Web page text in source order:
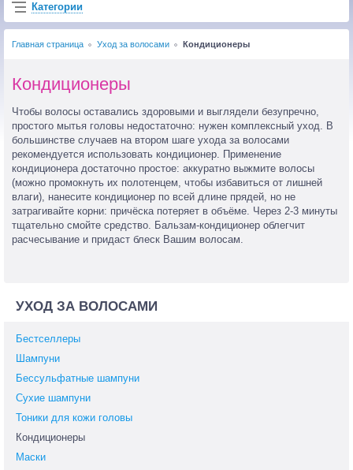
Категории
Главная страница Уход за волосами Кондиционеры
Кондиционеры
Чтобы волосы оставались здоровыми и выглядели безупречно,
простого мытья головы недостаточно: нужен комплексный уход. В
большинстве случаев на втором шаге ухода за волосами
рекомендуется использовать кондиционер. Применение
кондиционера достаточно простое: аккуратно выжмите волосы
(можно промокнуть их полотенцем, чтобы избавиться от лишней
влаги), нанесите кондиционер по всей длине прядей, но не
затрагивайте корни: причёска потеряет в объёме. Через 2-3 минуты
тщательно смойте средство. Бальзам-кондиционер облегчит
расчесывание и придаст блеск Вашим волосам.
УХОД ЗА ВОЛОСАМИ
Бестселлеры
Шампуни
Бессульфатные шампуни
Сухие шампуни
Тоники для кожи головы
Кондиционеры
Маски